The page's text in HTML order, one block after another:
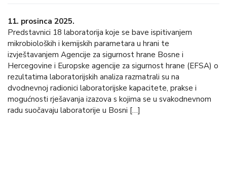
11. prosinca 2025.
Predstavnici 18 laboratorija koje se bave ispitivanjem
mikrobioloških i kemijskih parametara u hrani te
izvještavanjem Agencije za sigurnost hrane Bosne i
Hercegovine i Europske agencije za sigurnost hrane (EFSA) o
rezultatima laboratorijskih analiza razmatrali su na
dvodnevnoj radionici laboratorijske kapacitete, prakse i
mogućnosti rješavanja izazova s kojima se u svakodnevnom
radu suočavaju laboratorije u Bosni […]